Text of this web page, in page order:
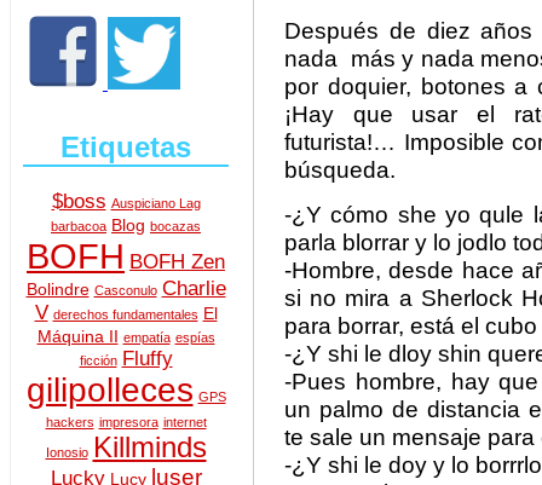
Etiquetas
$boss Auspiciano Lag
barbacoa Blog bocazas
BOFH BOFH Zen
Bolindre Casconulo Charlie
V derechos fundamentales El
Máquina II empatía espías
ficción
Fluffy
gilipolleces GPS
hackers impresora internet
Ionosio Killminds
Lucky Lucy luser
Después de diez
nada más y nada
por doquier, botones
¡Hay que usar el
futurista!… Imposible
búsqueda.
-¿Y cómo she yo qule
parla blorrar y lo jodlo
-Hombre, desde hace
si no mira a Sherlock
para borrar, está el
-¿Y shi le dloy shin
-Pues hombre, hay
un palmo de distancia
te sale un mensaje
-¿Y shi le doy y lo